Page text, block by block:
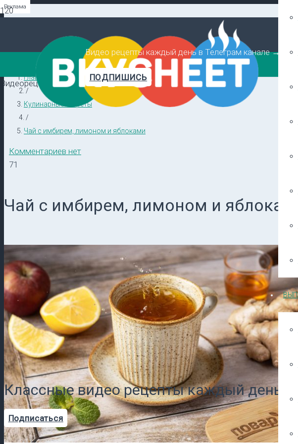
Видео рецепты каждый день в Телеграм канале →
ПОДПИШИСЬ
Видеорецепты в ТГ →
Главная
/
Кулинарные секреты
/
Чай с имбирем, лимоном и яблоками
Комментариев нет
71
Чай с имбирем, лимоном и яблоками
Классные видео рецепты каждый день
Подписаться
Реклама
Реклама
Реклама